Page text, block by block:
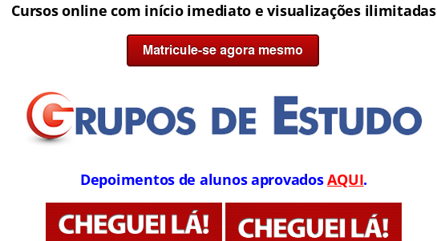
Cursos online com início imediato e visualizações ilimitadas
Depoimentos de alunos aprovadosAQUI.